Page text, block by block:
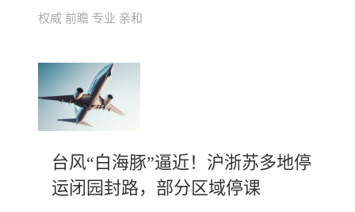
权威 前瞻 专业 亲和
台风“白海豚”逼近！沪浙苏多地停
运闭园封路，部分区域停课